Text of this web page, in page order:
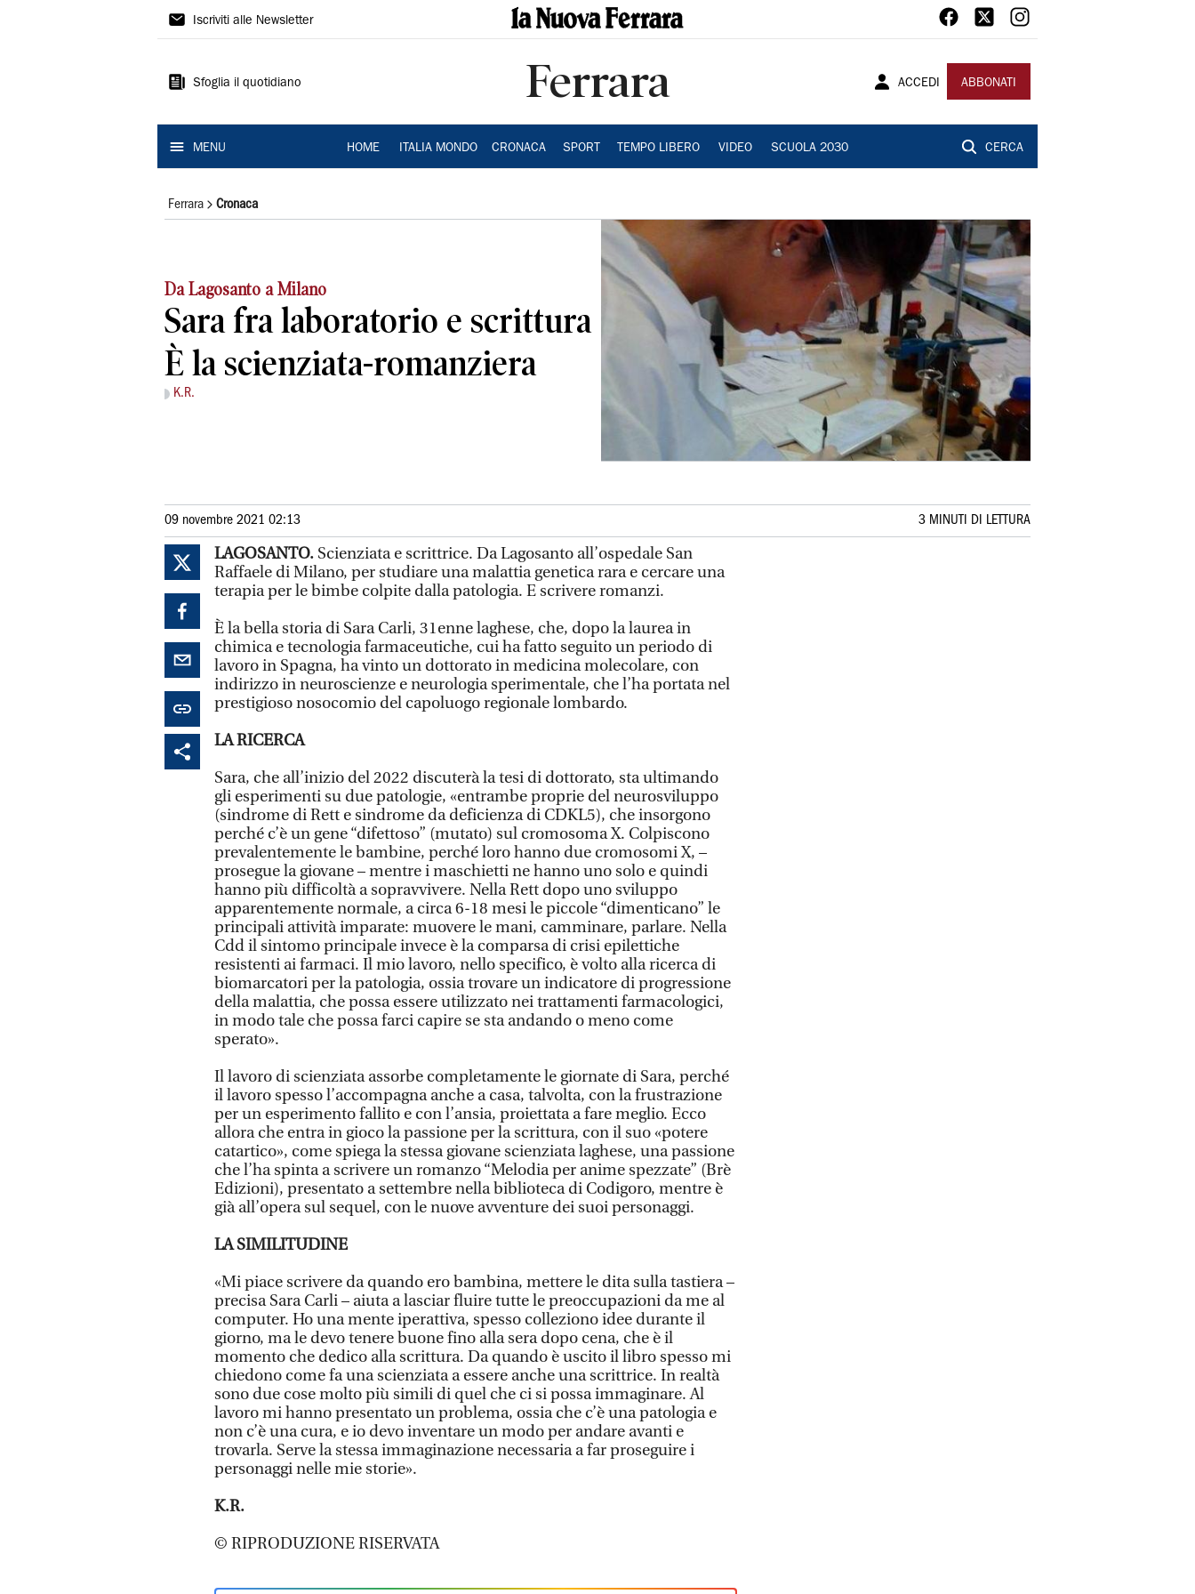
La
Ferrara
Iscriviti alle Newsletter
Sfoglia il quotidiano Ferrara ACCEDI ABBONATI
MENU HOME ITALIA MONDO CRONACA SPORT TEMPO LIBERO VIDEO SCUOLA 2030 CERCA
Ferrara Cronaca
Da Lagosanto a Milano
Sara fra laboratorio e scrittura
È la scienziata-romanziera
K.R.
09 novembre 2021 02:13 3 MINUTI DI LETTURA
LAGOSANTO. Scienziata e scrittrice. Da Lagosanto all’ospedale San
Raffaele di Milano, per studiare una malattia genetica rara e cercare una
terapia per le bimbe colpite dalla patologia. E scrivere romanzi.
È la bella storia di Sara Carli, 31enne laghese, che, dopo la laurea in
chimica e tecnologia farmaceutiche, cui ha fatto seguito un periodo di
lavoro in Spagna, ha vinto un dottorato in medicina molecolare, con
indirizzo in neuroscienze e neurologia sperimentale, che l’ha portata nel
prestigioso nosocomio del capoluogo regionale lombardo.
LA RICERCA
Sara, che all’inizio del 2022 discuterà la tesi di dottorato, sta ultimando
gli esperimenti su due patologie, «entrambe proprie del neurosviluppo
(sindrome di Rett e sindrome da deficienza di CDKL5), che insorgono
perché c’è un gene “difettoso” (mutato) sul cromosoma X. Colpiscono
prevalentemente le bambine, perché loro hanno due cromosomi X, –
prosegue la giovane – mentre i maschietti ne hanno uno solo e quindi
hanno più difficoltà a sopravvivere. Nella Rett dopo uno sviluppo
apparentemente normale, a circa 6-18 mesi le piccole “dimenticano” le
principali attività imparate: muovere le mani, camminare, parlare. Nella
Cdd il sintomo principale invece è la comparsa di crisi epilettiche
resistenti ai farmaci. Il mio lavoro, nello specifico, è volto alla ricerca di
biomarcatori per la patologia, ossia trovare un indicatore di progressione
della malattia, che possa essere utilizzato nei trattamenti farmacologici,
in modo tale che possa farci capire se sta andando o meno come
sperato».
Il lavoro di scienziata assorbe completamente le giornate di Sara, perché
il lavoro spesso l’accompagna anche a casa, talvolta, con la frustrazione
per un esperimento fallito e con l’ansia, proiettata a fare meglio. Ecco
allora che entra in gioco la passione per la scrittura, con il suo «potere
catartico», come spiega la stessa giovane scienziata laghese, una passione
che l’ha spinta a scrivere un romanzo “Melodia per anime spezzate” (Brè
Edizioni), presentato a settembre nella biblioteca di Codigoro, mentre è
già all’opera sul sequel, con le nuove avventure dei suoi personaggi.
LA SIMILITUDINE
«Mi piace scrivere da quando ero bambina, mettere le dita sulla tastiera –
precisa Sara Carli – aiuta a lasciar fluire tutte le preoccupazioni da me al
computer. Ho una mente iperattiva, spesso colleziono idee durante il
giorno, ma le devo tenere buone fino alla sera dopo cena, che è il
momento che dedico alla scrittura. Da quando è uscito il libro spesso mi
chiedono come fa una scienziata a essere anche una scrittrice. In realtà
sono due cose molto più simili di quel che ci si possa immaginare. Al
lavoro mi hanno presentato un problema, ossia che c’è una patologia e
non c’è una cura, e io devo inventare un modo per andare avanti e
trovarla. Serve la stessa immaginazione necessaria a far proseguire i
personaggi nelle mie storie».
K.R.
© RIPRODUZIONE RISERVATA